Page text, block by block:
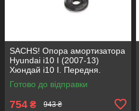
SACHS! Опора амортизатора
Hyundai i10 I (2007-13)
Хюндай i10 I. Передня.
SM5818 , 801063 , KB689.27 ,
VKDA88511
Готово до відправки
754 ₴ 943 ₴